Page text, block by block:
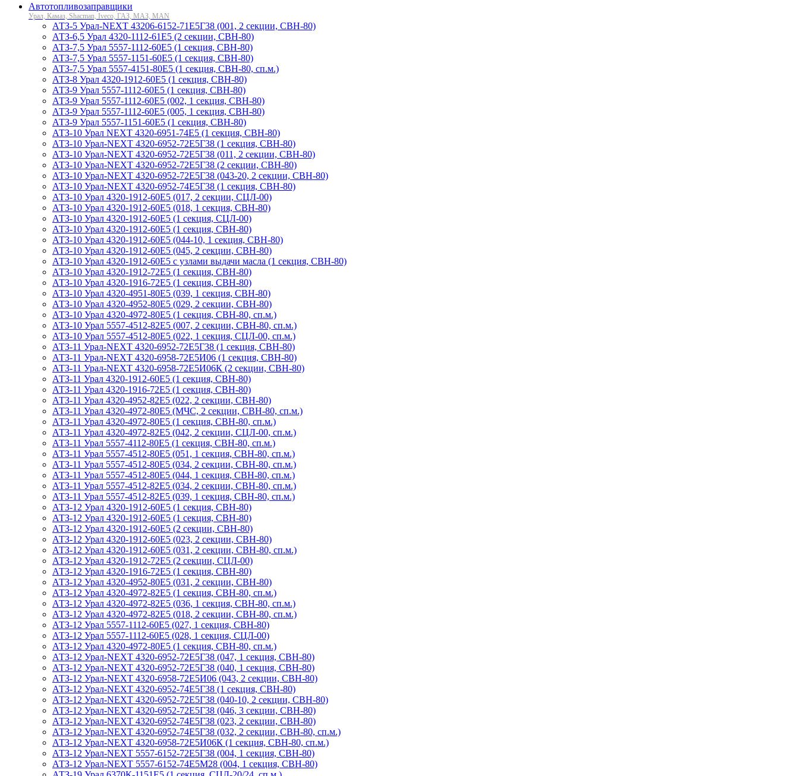
Автотопливозаправщики
Урал, Камаз, Shacman, Iveco, ГАЗ, МАЗ, MAN
АТЗ-5 Урал-NEXT 43206-6152-71Е5Г38 (001, 2 секции, СВН-80)
АТЗ-6,5 Урал 4320-1112-61Е5 (2 секции, СВН-80)
АТЗ-7,5 Урал 5557-1112-60Е5 (1 секция, СВН-80)
АТЗ-7,5 Урал 5557-1151-60Е5 (1 секция, СВН-80)
АТЗ-7,5 Урал 5557-4151-80Е5 (1 секция, СВН-80, сп.м.)
АТЗ-8 Урал 4320-1912-60Е5 (1 секция, СВН-80)
АТЗ-9 Урал 5557-1112-60Е5 (1 секция, СВН-80)
АТЗ-9 Урал 5557-1112-60Е5 (002, 1 секция, СВН-80)
АТЗ-9 Урал 5557-1112-60Е5 (005, 1 секция, СВН-80)
АТЗ-9 Урал 5557-1151-60Е5 (1 секция, СВН-80)
АТЗ-10 Урал NEXT 4320-6951-74Е5 (1 секция, СВН-80)
АТЗ-10 Урал-NEXT 4320-6952-72Е5Г38 (1 секция, СВН-80)
АТЗ-10 Урал-NEXT 4320-6952-72Е5Г38 (011, 2 секции, СВН-80)
АТЗ-10 Урал-NEXT 4320-6952-72Е5Г38 (2 секции, СВН-80)
АТЗ-10 Урал-NEXT 4320-6952-72Е5Г38 (043-20, 2 секции, СВН-80)
АТЗ-10 Урал-NEXT 4320-6952-74Е5Г38 (1 секция, СВН-80)
АТЗ-10 Урал 4320-1912-60Е5 (017, 2 секции, СЦЛ-00)
АТЗ-10 Урал 4320-1912-60Е5 (018, 1 секция, СВН-80)
АТЗ-10 Урал 4320-1912-60Е5 (1 секция, СЦЛ-00)
АТЗ-10 Урал 4320-1912-60Е5 (1 секция, СВН-80)
АТЗ-10 Урал 4320-1912-60Е5 (044-10, 1 секция, СВН-80)
АТЗ-10 Урал 4320-1912-60Е5 (045, 2 секции, СВН-80)
АТЗ-10 Урал 4320-1912-60Е5 с узлами выдачи масла (1 секция, СВН-80)
АТЗ-10 Урал 4320-1912-72Е5 (1 секция, СВН-80)
АТЗ-10 Урал 4320-1916-72Е5 (1 секция, СВН-80)
АТЗ-10 Урал 4320-4951-80Е5 (039, 1 секция, СВН-80)
АТЗ-10 Урал 4320-4952-80Е5 (029, 2 секции, СВН-80)
АТЗ-10 Урал 4320-4972-80Е5 (1 секция, СВН-80, сп.м.)
АТЗ-10 Урал 5557-4512-82Е5 (007, 2 секции, СВН-80, сп.м.)
АТЗ-10 Урал 5557-4512-80Е5 (022, 1 секция, СЦЛ-00, сп.м.)
АТЗ-11 Урал-NEXT 4320-6952-72Е5Г38 (1 секция, СВН-80)
АТЗ-11 Урал-NEXT 4320-6958-72Е5И06 (1 секция, СВН-80)
АТЗ-11 Урал-NEXT 4320-6958-72Е5И06К (2 секции, СВН-80)
АТЗ-11 Урал 4320-1912-60Е5 (1 секция, СВН-80)
АТЗ-11 Урал 4320-1916-72Е5 (1 секция, СВН-80)
АТЗ-11 Урал 4320-4952-82Е5 (022, 2 секции, СВН-80)
АТЗ-11 Урал 4320-4972-80Е5 (МЧС, 2 секции, СВН-80, сп.м.)
АТЗ-11 Урал 4320-4972-80Е5 (1 секция, СВН-80, сп.м.)
АТЗ-11 Урал 4320-4972-82Е5 (042, 2 секции, СЦЛ-00, сп.м.)
АТЗ-11 Урал 5557-4112-80Е5 (1 секция, СВН-80, сп.м.)
АТЗ-11 Урал 5557-4512-80Е5 (051, 1 секция, СВН-80, сп.м.)
АТЗ-11 Урал 5557-4512-80Е5 (034, 2 секции, СВН-80, сп.м.)
АТЗ-11 Урал 5557-4512-80Е5 (044, 1 секция, СВН-80, сп.м.)
АТЗ-11 Урал 5557-4512-82Е5 (034, 2 секции, СВН-80, сп.м.)
АТЗ-11 Урал 5557-4512-82Е5 (039, 1 секция, СВН-80, сп.м.)
АТЗ-12 Урал 4320-1912-60Е5 (1 секция, СВН-80)
АТЗ-12 Урал 4320-1912-60Е5 (1 секция, СВН-80)
АТЗ-12 Урал 4320-1912-60Е5 (2 секции, СВН-80)
АТЗ-12 Урал 4320-1912-60Е5 (023, 2 секции, СВН-80)
АТЗ-12 Урал 4320-1912-60Е5 (031, 2 секции, СВН-80, сп.м.)
АТЗ-12 Урал 4320-1912-72Е5 (2 секции, СЦЛ-00)
АТЗ-12 Урал 4320-1916-72Е5 (1 секция, СВН-80)
АТЗ-12 Урал 4320-4952-80Е5 (031, 2 секции, СВН-80)
АТЗ-12 Урал 4320-4972-82Е5 (1 секция, СВН-80, сп.м.)
АТЗ-12 Урал 4320-4972-82Е5 (036, 1 секция, СВН-80, сп.м.)
АТЗ-12 Урал 4320-4972-82Е5 (018, 2 секции, СВН-80, сп.м.)
АТЗ-12 Урал 5557-1112-60Е5 (027, 1 секция, СВН-80)
АТЗ-12 Урал 5557-1112-60Е5 (028, 1 секция, СЦЛ-00)
АТЗ-12 Урал 4320-4972-80Е5 (1 секция, СВН-80, сп.м.)
АТЗ-12 Урал-NEXT 4320-6952-72Е5Г38 (047, 1 секция, СВН-80)
АТЗ-12 Урал-NEXT 4320-6952-72Е5Г38 (040, 1 секция, СВН-80)
АТЗ-12 Урал-NEXT 4320-6958-72Е5И06 (043, 2 секции, СВН-80)
АТЗ-12 Урал-NEXT 4320-6952-74Е5Г38 (1 секция, СВН-80)
АТЗ-12 Урал-NEXT 4320-6952-72Е5Г38 (040-10, 2 секции, СВН-80)
АТЗ-12 Урал-NEXT 4320-6952-72Е5Г38 (046, 3 секции, СВН-80)
АТЗ-12 Урал-NEXT 4320-6952-74Е5Г38 (023, 2 секции, СВН-80)
АТЗ-12 Урал-NEXT 4320-6952-74Е5Г38 (032, 2 секции, СВН-80, сп.м.)
АТЗ-12 Урал-NEXT 4320-6958-72Е5И06К (1 секция, СВН-80, сп.м.)
АТЗ-12 Урал-NEXT 5557-6152-72Е5Г38 (004, 1 секция, СВН-80)
АТЗ-12 Урал-NEXT 5557-6152-74Е5М28 (004, 1 секция, СВН-80)